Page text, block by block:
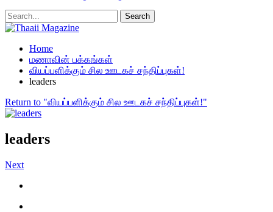
Home
மணாவின் பக்கங்கள்
வியப்பளிக்கும் சில ஊடகச் சந்திப்புகள்!
leaders
Return to "வியப்பளிக்கும் சில ஊடகச் சந்திப்புகள்!"
leaders
Next